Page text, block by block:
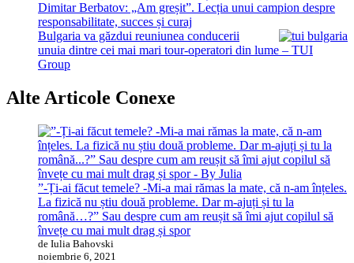
Dimitar Berbatov: „Am greșit”. Lecția unui campion despre
responsabilitate, succes și curaj
Bulgaria va găzdui reuniunea conducerii
unuia dintre cei mai mari tour-operatori din lume – TUI
Group
Alte Articole Conexe
”-Ți-ai făcut temele? -Mi-a mai rămas la mate, că n-am înțeles.
La fizică nu știu două probleme. Dar m-ajuți și tu la
română…?” Sau despre cum am reușit să îmi ajut copilul să
învețe cu mai mult drag și spor
de Iulia Bahovski
noiembrie 6, 2021